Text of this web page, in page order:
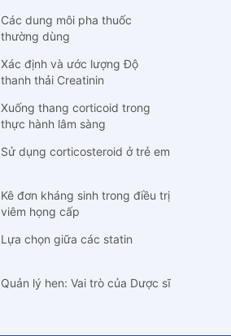
Các dung môi pha thuốc
thường dùng
Xác định và ước lượng Độ
thanh thải Creatinin
Xuống thang corticoid trong
thực hành lâm sàng
Sử dụng corticosteroid ở trẻ em
Kê đơn kháng sinh trong điều trị
viêm họng cấp
Lựa chọn giữa các statin
Quản lý hen: Vai trò của Dược sĩ